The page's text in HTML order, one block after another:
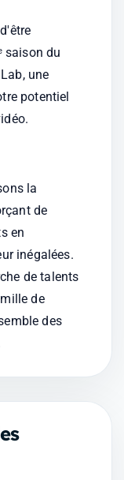
saison du
une
potentiel
la
de
en
inégalées.
de talents
de
des